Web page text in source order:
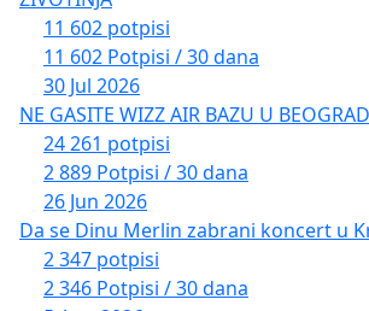
11 602 potpisi
11 602 Potpisi / 30 dana
30 Jul 2026
NE GASITE WIZZ AIR BAZU U
24 261 potpisi
2 889 Potpisi / 30 dana
26 Jun 2026
Da se Dinu Merlin zabrani koncert u
2 347 potpisi
2 346 Potpisi / 30 dana